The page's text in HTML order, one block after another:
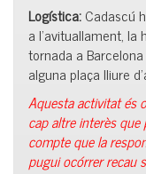
Logística:Cadascú
a l’avituallament, la
tornada a
alguna plaça lliure
Aquesta activitat és
cap altre interès
compte que la
pugui ocórrer recau